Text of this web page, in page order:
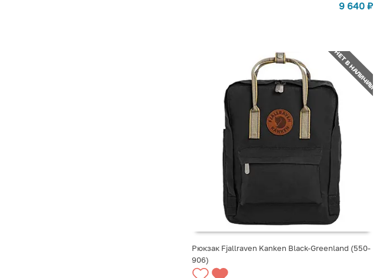
9 640 ₽
НЕТ В НАЛИЧИИ
СООБЩИТЬ О ПОСТУПЛЕНИИ
Рюкзак Fjallraven Kanken Black-Greenland (550-
906)